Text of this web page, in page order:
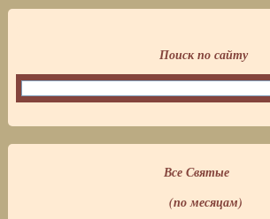
Все Святые
(по месяцам)
Поиск по сайту